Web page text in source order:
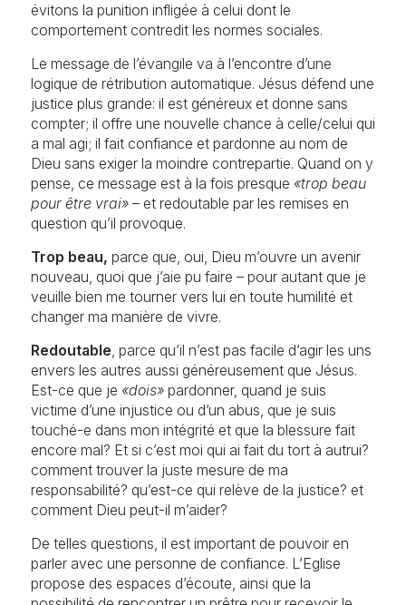
évitons la punition infligée à celui dont le
comportement contredit les normes sociales.
Le message de l’évangile va à l’encontre d’une
logique de rétribution automatique. Jésus défend une
justice plus grande: il est généreux et donne sans
compter; il offre une nouvelle chance à celle/celui qui
a mal agi; il fait confiance et pardonne au nom de
Dieu sans exiger la moindre contrepartie. Quand on y
pense, ce message est à la fois presque «trop beau
pour être vrai»– et redoutable par les remises en
question qu’il provoque.
Trop beau, parce que, oui, Dieu m’ouvre un avenir
nouveau, quoi que j’aie pu faire – pour autant que je
veuille bien me tourner vers lui en toute humilité et
changer ma manière de vivre.
Redoutable, parce qu’il n’est pas facile d’agir les uns
envers les autres aussi généreusement que Jésus.
Est-ce que je «dois»pardonner, quand je suis
victime d’une injustice ou d’un abus, que je suis
touché-e dans mon intégrité et que la blessure fait
encore mal? Et si c’est moi qui ai fait du tort à autrui?
comment trouver la juste mesure de ma
responsabilité? qu’est-ce qui relève de la justice? et
comment Dieu peut-il m’aider?
De telles questions, il est important de pouvoir en
parler avec une personne de confiance. L’Eglise
propose des espaces d’écoute, ainsi que la